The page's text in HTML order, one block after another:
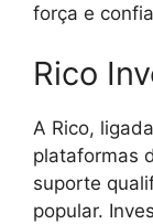
força e
Rico
A Rico,
plataformas
suporte
popular.